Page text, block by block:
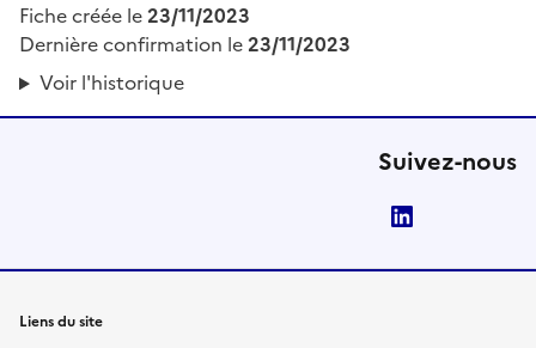
Fiche créée le23/11/2023
Dernière confirmation le23/11/2023
Voir l'historique
Suivez-nous
Liens du site